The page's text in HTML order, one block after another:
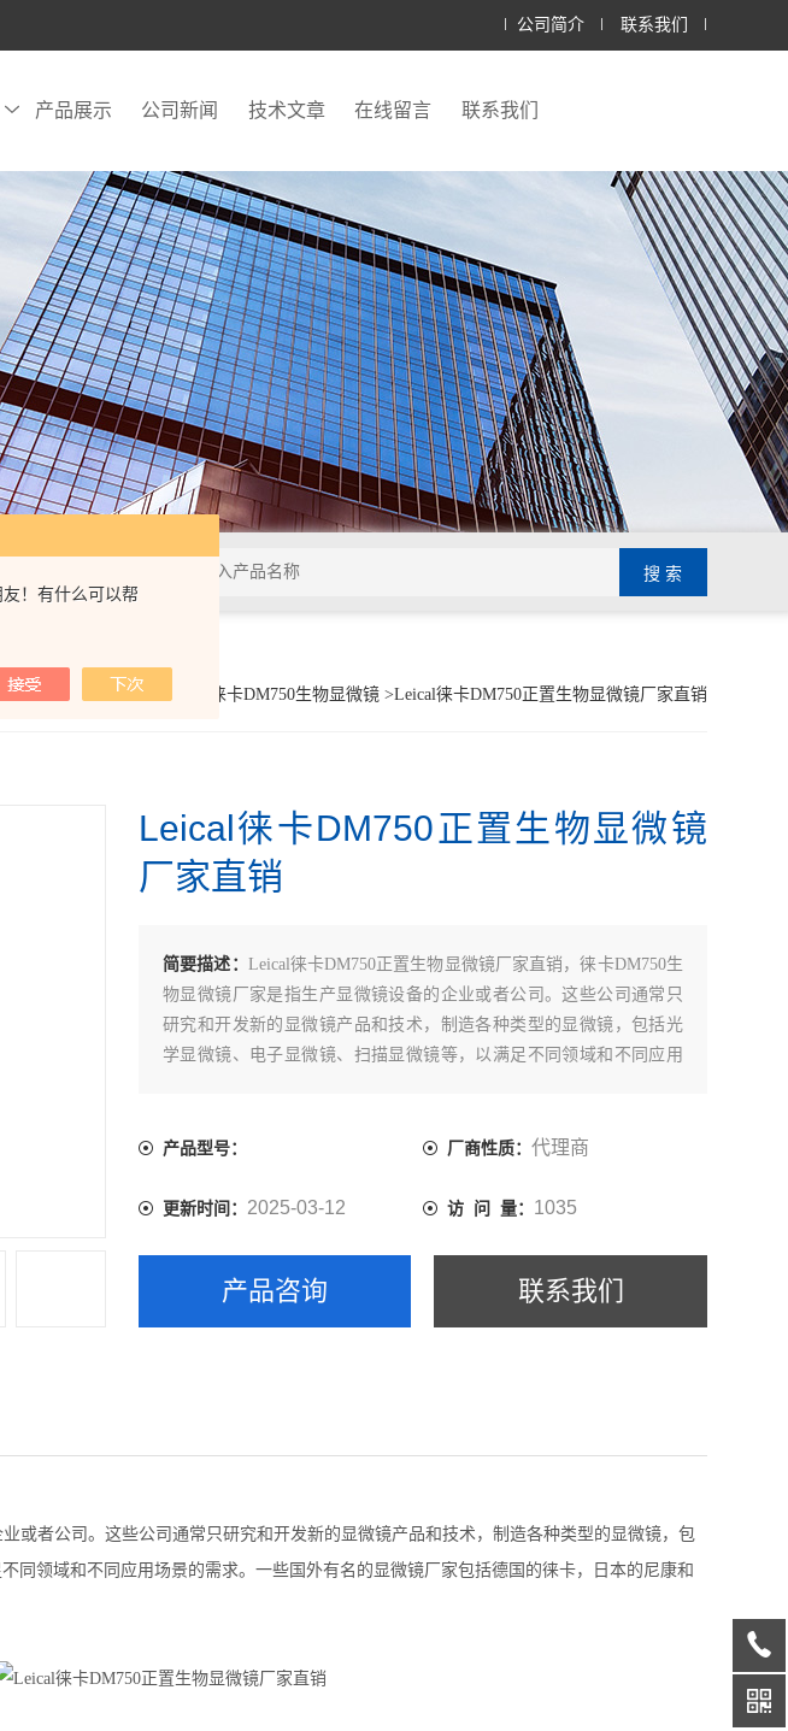
！有什么可以帮
公司简介 联系我们
产品展示 公司新闻 技术文章 在线留言 联系我们
页>产品展示 > 光学仪器 徕卡DM750生物显微镜>Leical徕卡DM750正置生物显微镜厂家直销
Leical徕卡DM750正置生物显微镜
厂家直销
简要描述： Leical徕卡DM750正置生物显微镜厂家直销，徕卡DM750生
物显微镜厂家是指生产显微镜设备的企业或者公司。这些公司通常只
研究和开发新的显微镜产品和技术，制造各种类型的显微镜，包括光
学显微镜、电子显微镜、扫描显微镜等，以满足不同领域和不同应用
产品型号：
厂商性质： 代理商
更新时间： 2025-03-12 访 问 量： 1035
产品咨询 联系我们
或者公司。这些公司通常只研究和开发新的显微镜产品和技术，制造各种类型的显微镜，包
同领域和不同应用场景的需求。一些国外有名的显微镜厂家包括德国的徕卡，日本的尼康和